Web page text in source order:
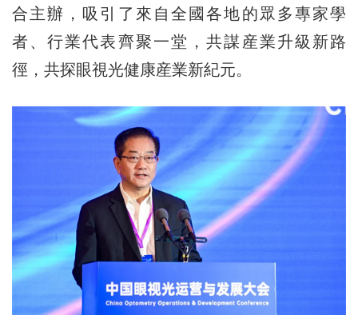
合主辦，吸引了來自全國各地的眾多專家學
者、行業代表齊聚一堂，共謀産業升級新路
徑，共探眼視光健康産業新紀元。